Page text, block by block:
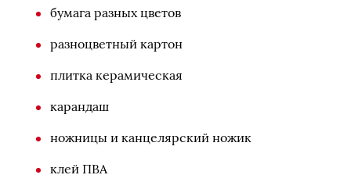
бумага разных цветов
разноцветный картон
плитка керамическая
карандаш
ножницы и канцелярский ножик
клей ПВА